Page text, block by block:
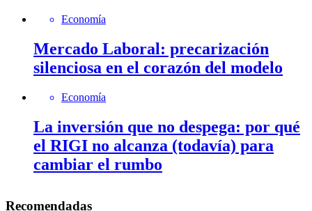
Economía
Mercado Laboral: precarización
silenciosa en el corazón del modelo
Economía
La inversión que no despega: por qué
el RIGI no alcanza (todavía) para
cambiar el rumbo
Recomendadas